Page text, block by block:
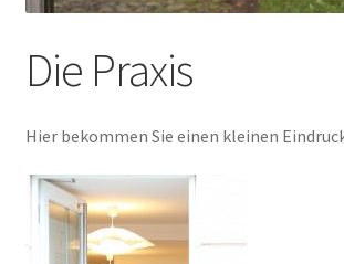
Die Praxis
Hier bekommen Sie einen kleinen